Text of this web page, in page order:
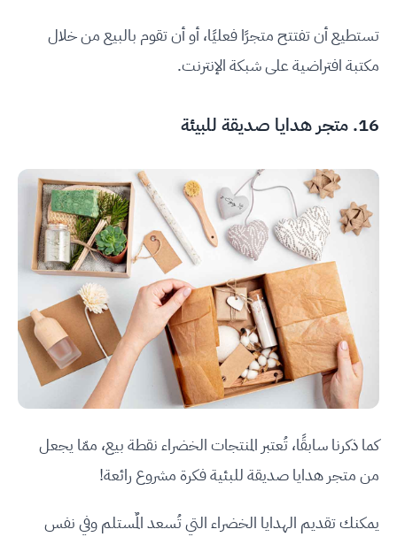
تستطيع أن تفتتح متجرًا فعليًا، أو أن تقوم بالبيع من خلال
مكتبة افتراضية على شبكة الإنترنت.
16. متجر هدايا صديقة للبيئة
كما ذكرنا سابقًا، تُعتبر المنتجات الخضراء نقطة بيع، ممّا يجعل
من متجر هدايا صديقة للبئية فكرة مشروع رائعة!
يمكنك تقديم الهدايا الخضراء التي تُسعد المٌستلم وفي نفس